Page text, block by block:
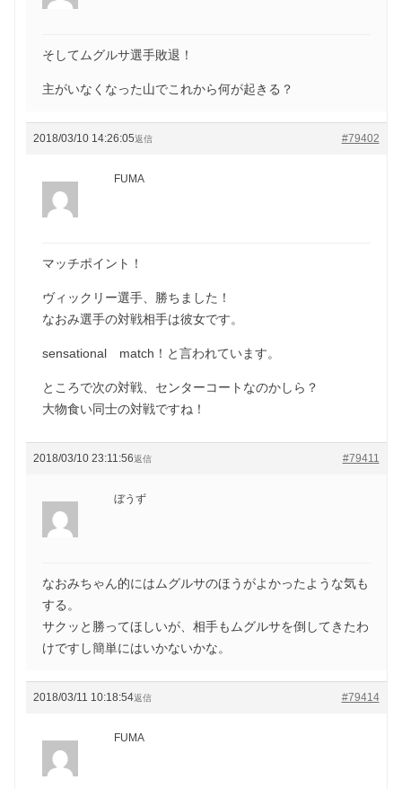
そしてムグルサ選手敗退！
主がいなくなった山でこれから何が起きる？
2018/03/10 14:26:05 #79402
返信
FUMA
マッチポイント！
ヴィックリー選手、勝ちました！
なおみ選手の対戦相手は彼女です。
sensational match！と言われています。
ところで次の対戦、センターコートなのかしら？
大物食い同士の対戦ですね！
2018/03/10 23:11:56 #79411
返信
ぼうず
なおみちゃん的にはムグルサのほうがよかったような気も
する。
サクッと勝ってほしいが、相手もムグルサを倒してきたわ
けですし簡単にはいかないかな。
2018/03/11 10:18:54 #79414
返信
FUMA